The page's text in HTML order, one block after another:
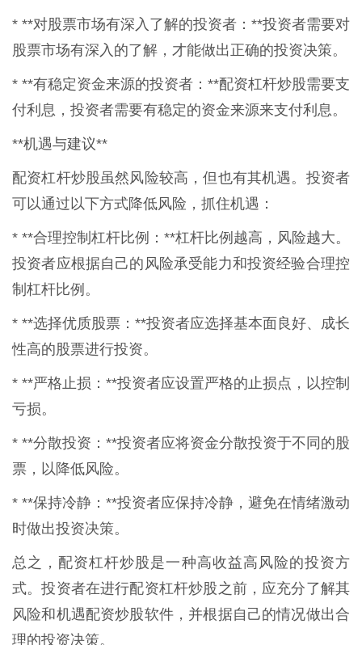
* **对股票市场有深入了解的投资者：**投资者需要对
股票市场有深入的了解，才能做出正确的投资决策。
* **有稳定资金来源的投资者：**配资杠杆炒股需要支
付利息，投资者需要有稳定的资金来源来支付利息。
**机遇与建议**
配资杠杆炒股虽然风险较高，但也有其机遇。投资者
可以通过以下方式降低风险，抓住机遇：
* **合理控制杠杆比例：**杠杆比例越高，风险越大。
投资者应根据自己的风险承受能力和投资经验合理控
制杠杆比例。
* **选择优质股票：**投资者应选择基本面良好、成长
性高的股票进行投资。
* **严格止损：**投资者应设置严格的止损点，以控制
亏损。
* **分散投资：**投资者应将资金分散投资于不同的股
票，以降低风险。
* **保持冷静：**投资者应保持冷静，避免在情绪激动
时做出投资决策。
总之，配资杠杆炒股是一种高收益高风险的投资方
式。投资者在进行配资杠杆炒股之前，应充分了解其
风险和机遇配资炒股软件，并根据自己的情况做出合
理的投资决策。